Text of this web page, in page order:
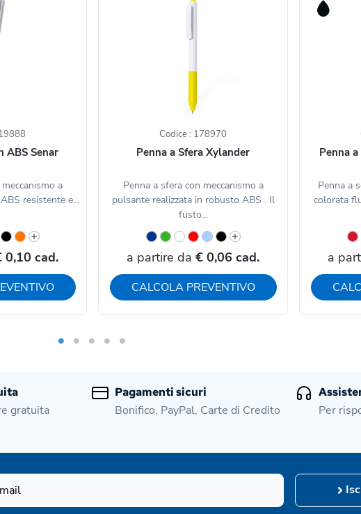
ABS Senar
a
resistente e...
0,10 cad.
Codice : 178970
Penna a Sfera Xylander
Penna a sfera con meccanismo a
pulsante realizzata in robusto ABS . Il
fusto...
a partire da € 0,06 cad.
CALCOLA PREVENTIVO
Penna
Penna a
colorata
a
gratuita
Pagamenti sicuri
Bonifico, PayPal, Carte di Credito Per